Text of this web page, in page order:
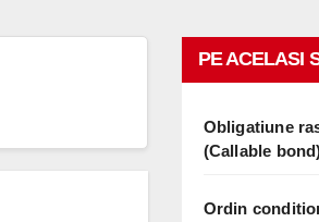
PE ACELASI
Obligatiune
(Callable
Ordin